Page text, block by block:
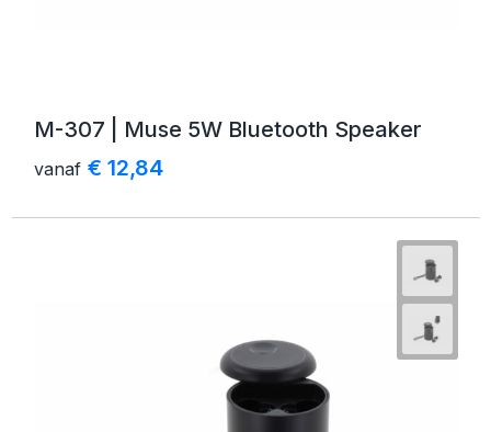
M-307 | Muse 5W Bluetooth Speaker
vanaf € 12,84